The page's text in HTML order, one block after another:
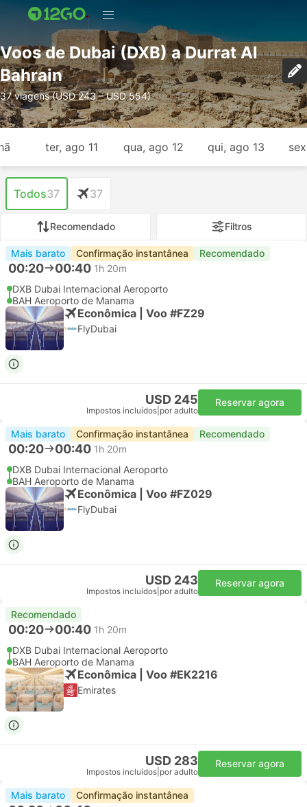
Voos de Dubai (DXB) a Durrat Al
Bahrain
37 viagens (USD 243 – USD 554)
ter, ago 11 qua, ago 12 qui, ago 13
Todos37 37
Recomendado Filtros
Mais barato Confirmação instantânea Recomendado
00:20 00:40 1h 20m
DXB Dubai Internacional Aeroporto
BAH Aeroporto de Manama
Econômica | Voo #FZ29
FlyDubai
USD 245
Impostos incluídos por adulto
Reservar agora
Mais barato Confirmação instantânea Recomendado
00:20 00:40 1h 20m
DXB Dubai Internacional Aeroporto
BAH Aeroporto de Manama
Econômica | Voo #FZ029
FlyDubai
USD 243
Impostos incluídos por adulto
Reservar agora
Recomendado
00:20 00:40 1h 20m
DXB Dubai Internacional Aeroporto
BAH Aeroporto de Manama
Econômica | Voo #EK2216
Emirates
USD 283
Impostos incluídos por adulto
Reservar agora
Mais barato Confirmação instantânea